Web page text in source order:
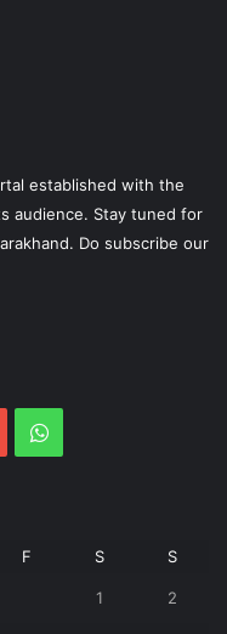
established with the
audience. Stay tuned for
Do subscribe our
YouTubeWhatsApp
F S S
1 2